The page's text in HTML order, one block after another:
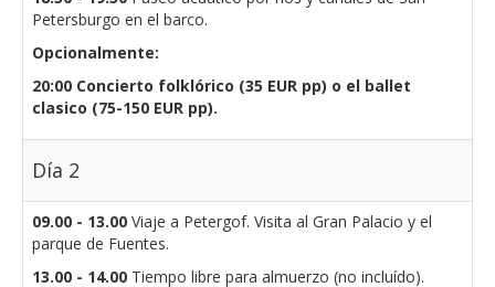
Petersburgo en el barco.
Opcionalmente:
20:00 Concierto folklórico (35 EUR pp) o el ballet
clasico (75-150 EUR pp).
Día 2
09.00 - 13.00 Viaje a Petergof. Visita al Gran Palacio y el
parque de Fuentes.
13.00 - 14.00 Tiempo libre para almuerzo (no incluído).